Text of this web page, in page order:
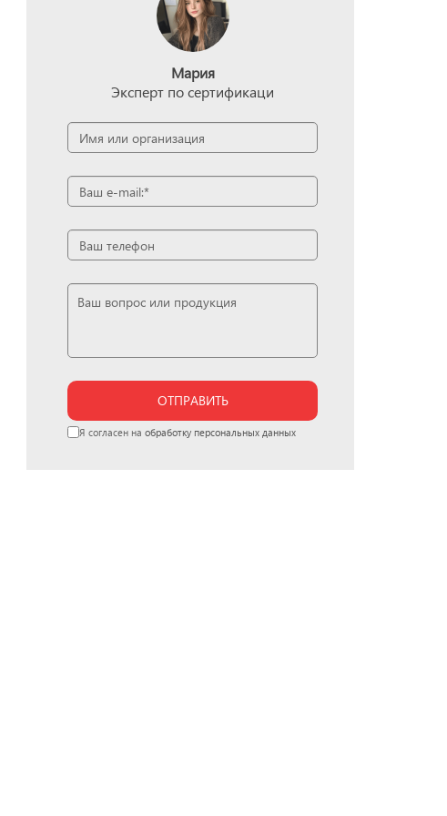
Мария
Эксперт по сертификаци
ОТПРАВИТЬ
Я согласен на обработку персональных данных